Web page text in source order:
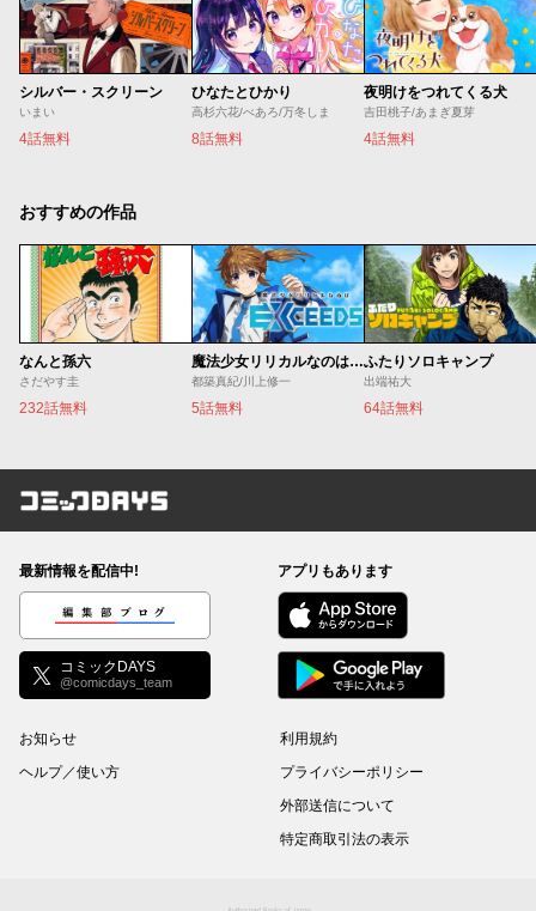
シルバー・スクリーン
いまい
4話無料
ひなたとひかり
高杉六花/べあろ/万冬しま
8話無料
夜明けをつれてくる犬
吉田桃子/あまぎ夏芽
4話無料
おすすめの作品
なんと孫六
さだやす圭
232話無料
魔法少女リリカルなのは EXCEEDS
都築真紀/川上修一
5話無料
ふたりソロキャンプ
出端祐大
64話無料
コミックDAYS
最新情報を配信中!
編集部ブログ
コミックDAYS
@comicdays_team
アプリもあります
お知らせ
ヘルプ／使い方
利用規約
プライバシーポリシー
外部送信について
特定商取引法の表示